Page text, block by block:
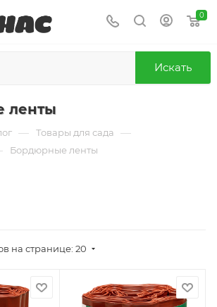
0
Искать
ленты
— Товары для сада —
Бордюрные ленты
на странице: 20